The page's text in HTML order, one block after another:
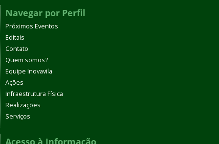
Navegar por Perfil
Próximos Eventos
Editais
Contato
Quem somos?
Equipe Inovavila
Ações
Infraestrutura Física
Realizações
Serviços
Acesso à Informação